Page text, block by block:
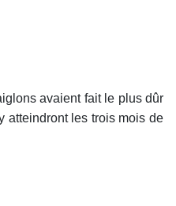
avaient fait le plus dûr
atteindront les trois mois de